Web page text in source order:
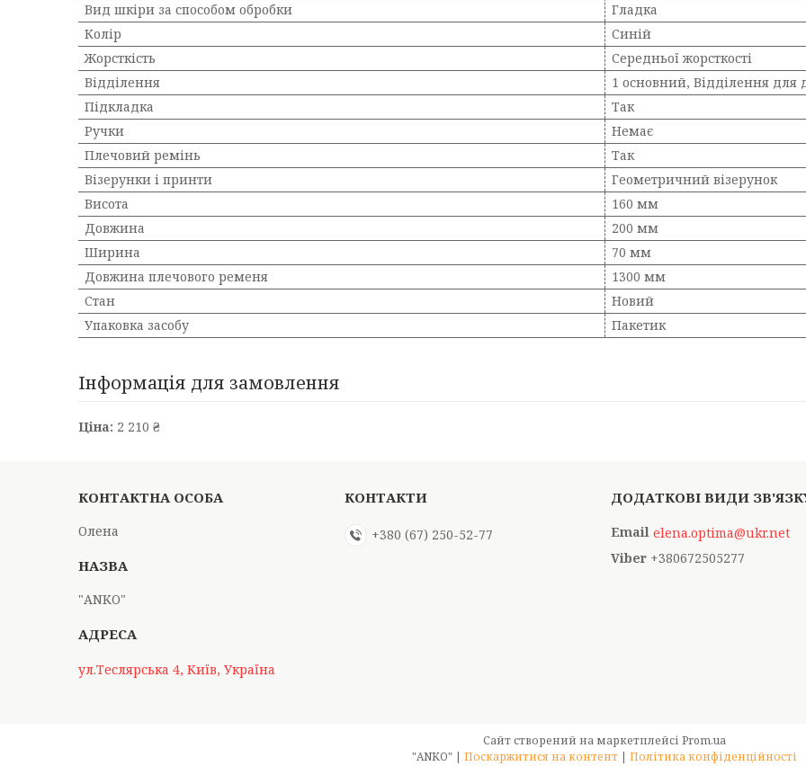
Вид шкіри за способом обробки
Гладка
Колір
Синій
Жорсткість
Середньої жорсткості
Відділення
1 основний, Відділення для
Підкладка
Так
Ручки
Немає
Плечовий ремінь
Так
Візерунки і принти
Геометричний візерунок
Висота
160 мм
Довжина
200 мм
Ширина
70 мм
Довжина плечового ременя
1300 мм
Стан
Новий
Упаковка засобу
Пакетик
Інформація для замовлення
Ціна: 2 210 ₴
Олена
"АNKO"
ул.Теслярська 4, Київ, Україна
+380 (67) 250-52-77
elena.optima@ukr.net
+380672505277
Сайт створений на маркетплейсі Prom.ua
"АNKO" | Поскаржитися на контент | Політика конфіденційності